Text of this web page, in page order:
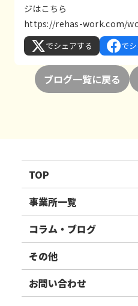
ジはこちら
https://rehas-work.com/
でシェアする で
ブログ一覧に戻る
TOP
リハスワーク
リハスファーム
事業所一覧
関東エリア
東北エリア
甲信越エリア
コラム・ブログ
事業所ブログ
ご利用者様の声
その他
お知らせ
お問い合わせ